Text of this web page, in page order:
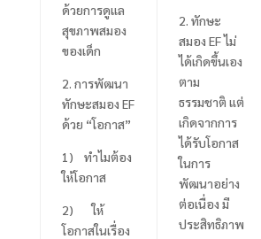
ด้วยการดูแล
สุขภาพสมอง
ของเด็ก
2. การพัฒนา
ทักษะสมอง EF
ด้วย “โอกาส”
1) ทำไมต้อง
ให้โอกาส
2) ให้
โอกาสในเรื่อง
2. ทักษะ
สมอง EFไม่
ได้เกิดขึ้นเอง
ตาม
ธรรมชาติ แต่
เกิดจากการ
ได้รับโอกาส
ในการ
พัฒนาอย่าง
ต่อเนื่อง มี
ประสิทธิภาพ